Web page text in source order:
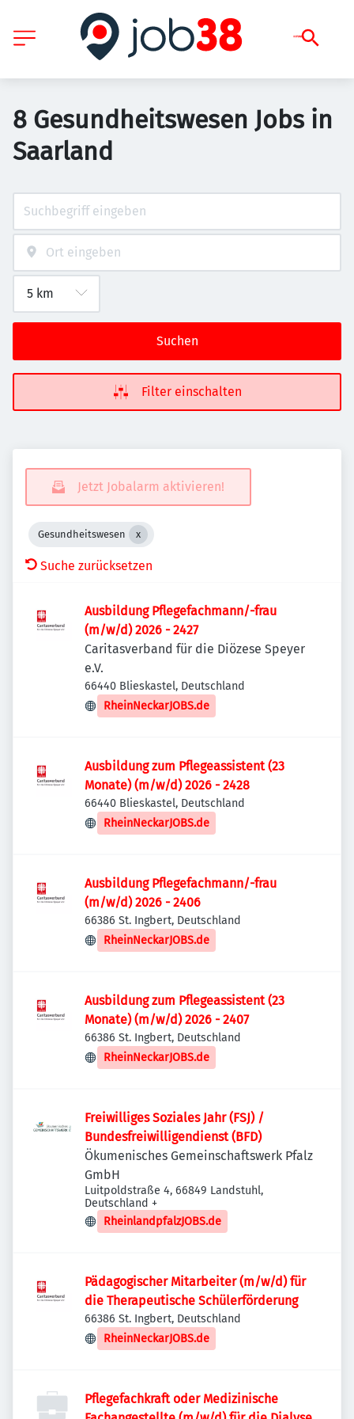
8 Gesundheitswesen Jobs in
Saarland
Suchen
Filter einschalten
Jetzt Jobalarm aktivieren!
Gesundheitswesen
Suche zurücksetzen
Ausbildung Pflegefachmann/-frau
(m/w/d) 2026 - 2427
Caritasverband für die Diözese Speyer
e.V.
66440 Blieskastel, Deutschland
RheinNeckarJOBS.de
Ausbildung zum Pflegeassistent (23
Monate) (m/w/d) 2026 - 2428
66440 Blieskastel, Deutschland
RheinNeckarJOBS.de
Ausbildung Pflegefachmann/-frau
(m/w/d) 2026 - 2406
66386 St. Ingbert, Deutschland
RheinNeckarJOBS.de
Ausbildung zum Pflegeassistent (23
Monate) (m/w/d) 2026 - 2407
66386 St. Ingbert, Deutschland
RheinNeckarJOBS.de
Freiwilliges Soziales Jahr (FSJ) /
Bundesfreiwilligendienst (BFD)
Ökumenisches Gemeinschaftswerk Pfalz
GmbH
Luitpoldstraße 4, 66849 Landstuhl,
Deutschland +
RheinlandpfalzJOBS.de
Pädagogischer Mitarbeiter (m/w/d) für
die Therapeutische Schülerförderung
66386 St. Ingbert, Deutschland
RheinNeckarJOBS.de
Pflegefachkraft oder Medizinische